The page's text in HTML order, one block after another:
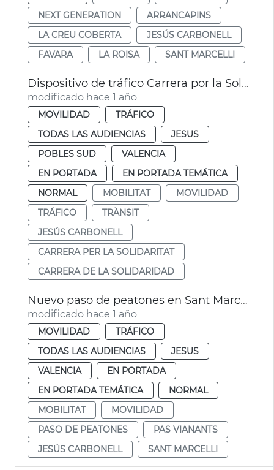
NEXT GENERATION
ARRANCAPINS
LA CREU COBERTA
JESÚS CARBONELL
FAVARA
LA ROISA SANT MARCELLI
Dispositivo de tráfico Carrera por la Solidaridad
modificado hace 1 año
MOVILIDAD
TRÁFICO
TODAS LAS AUDIENCIAS
JESUS
POBLES SUD
VALENCIA
EN PORTADA
EN PORTADA TEMÁTICA
NORMAL
MOBILITAT
MOVILIDAD
TRÁFICO
TRÀNSIT
JESÚS CARBONELL
CARRERA PER LA SOLIDARITAT
CARRERA DE LA SOLIDARIDAD
Nuevo paso de peatones en Sant Marcel·lí
modificado hace 1 año
MOVILIDAD
TRÁFICO
TODAS LAS AUDIENCIAS
JESUS
VALENCIA
EN PORTADA
EN PORTADA TEMÁTICA
NORMAL
MOBILITAT
MOVILIDAD
PASO DE PEATONES
PAS VIANANTS
JESÚS CARBONELL
SANT MARCELLI